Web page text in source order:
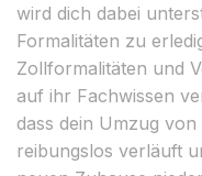
wird dich dabei
Formalitäten zu
Zollformalitäten und
auf ihr Fachwissen
dass dein Umzug
reibungslos verläuft